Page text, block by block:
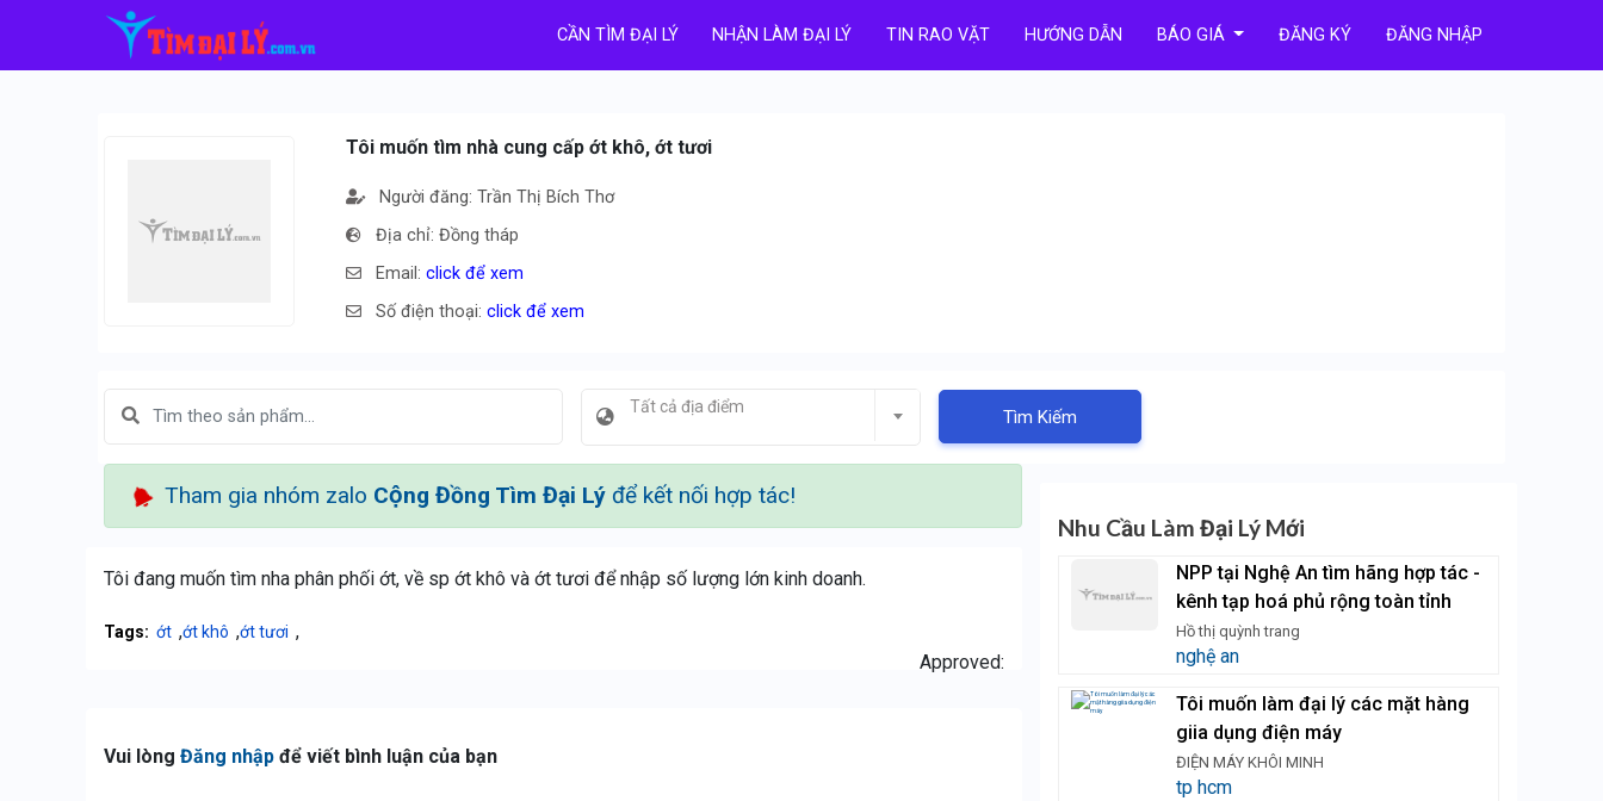
CẦN TÌM ĐẠI LÝ NHẬN LÀM ĐẠI LÝ TIN RAO VẶT HƯỚNG DẪN BÁO GIÁ ĐĂNG KÝ ĐĂNG NHẬP
Tôi muốn tìm nhà cung cấp ớt khô, ớt tươi
Người đăng: Trần Thị Bích Thơ
Địa chỉ: Đồng tháp
Email:click để xem
Số điện thoại:click để xem
Tất cả địa điểm Tìm Kiếm
Tham gia nhóm zalo Cộng Đồng Tìm Đại Lý để kết nối hợp tác!
Tôi đang muốn tìm nha phân phối ớt, về sp ớt khô và ớt tươi để nhập số lượng lớn kinh doanh.
Tags: ớt ,ớt khô ,ớt tươi ,
Approved:
Vui lòng Đăng nhập để viết bình luận của bạn
Nhu Cầu Làm Đại Lý Mới
NPP tại Nghệ An tìm hãng hợp tác -
kênh tạp hoá phủ rộng toàn tỉnh
Hồ thị quỳnh trang
nghệ an
Tôi muốn làm đại lý các mặt hàng
giia dụng điện máy
ĐIỆN MÁY KHÔI MINH
tp hcm